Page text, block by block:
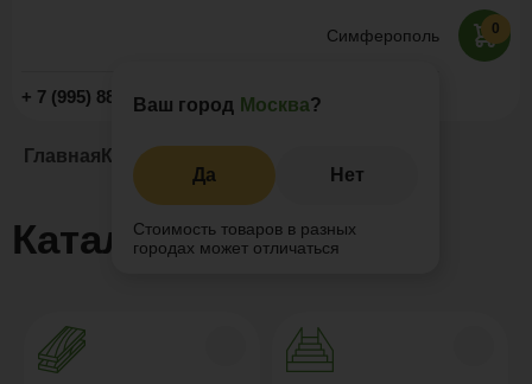
Симферополь
Ваш город Москва?
Да Нет
Стоимость товаров в разных
городах может отличаться
+ 7 (995) 888-77-00 Заказать звонок
0
Главная Каталог
Каталог